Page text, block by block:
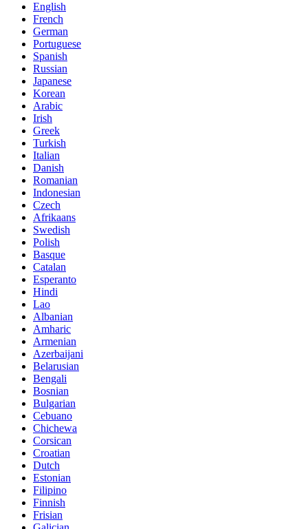
English
French
German
Portuguese
Spanish
Russian
Japanese
Korean
Arabic
Irish
Greek
Turkish
Italian
Danish
Romanian
Indonesian
Czech
Afrikaans
Swedish
Polish
Basque
Catalan
Esperanto
Hindi
Lao
Albanian
Amharic
Armenian
Azerbaijani
Belarusian
Bengali
Bosnian
Bulgarian
Cebuano
Chichewa
Corsican
Croatian
Dutch
Estonian
Filipino
Finnish
Frisian